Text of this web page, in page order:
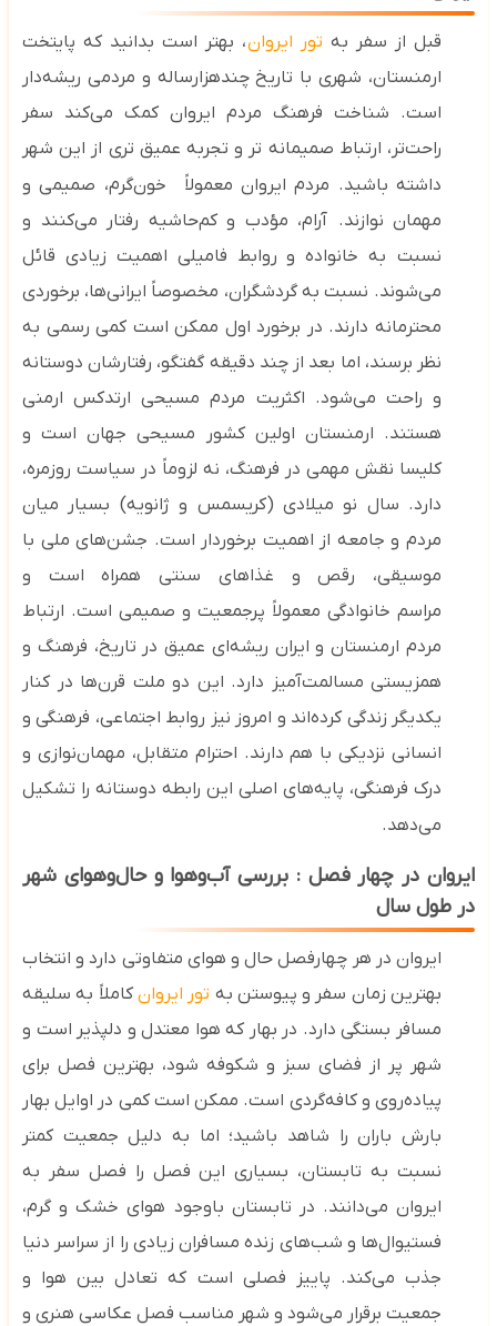
قبل از سفر بهتور ایروان، بهتر است بدانید که پایتخت
ارمنستان، شهری با تاریخ چندهزارساله و مردمی ریشه‌دار
است. شناخت فرهنگ مردم ایروان کمک می‌کند سفر
راحت‌تر، ارتباط صمیمانه‌ تر و تجربه عمیق‌ تری از این شهر
داشته باشید.
مردم ایروان معمولاً
خون‌گرم، صمیمی و
مهمان‌ نوازند.
آرام، مؤدب و کم‌حاشیه رفتار می‌کنند و
نسبت
به خانواده و روابط فامیلی اهمیت زیادی قائل
می‌شوند. نسبت به گردشگران، مخصوصاً ایرانی‌ها، برخوردی
محترمانه دارند. در برخورد اول ممکن است کمی رسمی به
نظر برسند، اما بعد از چند دقیقه گفتگو، رفتارشان دوستانه
و راحت می‌شود. اکثریت مردم مسیحی ارتدکس ارمنی
هستند. ارمنستان اولین کشور مسیحی جهان استو
کلیسا نقش مهمی در فرهنگ، نه لزوماً در سیاست روزمره،
دارد. سال نو میلادی (کریسمس و ژانویه) بسیار میان
مردم و جامعه از اهمیت برخوردار است. جشن‌های ملی با
موسیقی، رقص و غذاهای سنتیهمراه است و
مراسمخانوادگی معمولاً پرجمعیت و صمیمی است. ارتباط
مردم ارمنستان و ایران ریشه‌ای عمیق در تاریخ، فرهنگ و
همزیستی مسالمت‌آمیز دارد. این دو ملت قرن‌ها در کنار
یکدیگر زندگی کرده‌اند و امروز نیز روابط اجتماعی، فرهنگی و
انسانی نزدیکی با هم دارند. احترام متقابل، مهمان‌نوازی و
درک فرهنگی، پایه‌های اصلی این رابطه دوستانه را تشکیل
می‌دهد.
ایروان در چهار فصل : بررسی آب‌وهوا و حال‌وهوای شهر
در طول سال
ایروان در هر چهارفصل حال ‌و هوای متفاوتی دارد و انتخاب
بهترین زمان سفر و پیوستن بهتور ایروانکاملاً به سلیقه‌
مسافر بستگی دارد. در بهار که هوا معتدل و دلپذیر است و
شهر پر از فضای سبز و شکوفه ‌شود، بهترین فصل برای
پیاده‌روی و کافه‌گردی است. ممکن است کمی در اوایل بهار
بارش باران را شاهد باشید؛ اما به دلیل جمعیت کمتر
نسبت به تابستان، بسیاری این فصل را فصل سفر به
ایروان می‌دانند. در تابستان باوجود هوای خشک و گرم،
فستیوال‌ها و شب‌های زنده مسافران زیادی را از سراسر دنیا
جذب می‌کند. پاییز فصلی است که تعادل بین هوا و
جمعیت برقرار می‌شود و شهر مناسب فصل عکاسی هنری و